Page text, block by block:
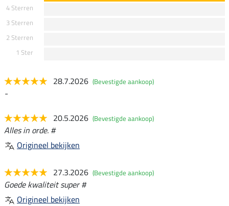
4 Sterren
3 Sterren
2 Sterren
1 Ster
28.7.2026 (Bevestigde aankoop)
-
20.5.2026 (Bevestigde aankoop)
Alles in orde. #
Origineel bekijken
27.3.2026 (Bevestigde aankoop)
Goede kwaliteit super #
Origineel bekijken